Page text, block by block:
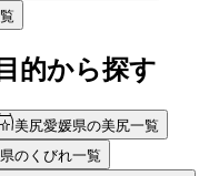
的から探す
美尻愛媛県の美尻一覧
のくびれ一覧